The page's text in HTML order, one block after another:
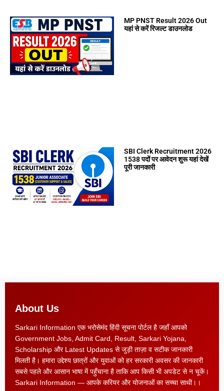
MP PNST Result 2026 Out
यहां से करें रिजल्ट डाउनलोड
SBI Clerk Recruitment 2026
1538 पदों पर आवेदन शुरू यहां देखें
पूरी जानकारी
About Us
Sarkari Information एक भरोसेमंद हिंदी सूचना पोर्टल है जहाँ आपको
Government Jobs, Admit Card, Result, Sarkari Yojana,
Scholarship और Latest Updates से जुड़ी ताज़ा व सटीक जानकारी
मिलती है। हमारा उद्देश्य छात्रों और युवाओं को हर सरकारी अवसर की जानकारी
सबसे पहले और आसान भाषा में पहुँचाना है ताकि आप किसी भी अपडेट से न चूकें।
Sarkari Information — आपके करियर और योजनाओं का सच्चा साथी।।